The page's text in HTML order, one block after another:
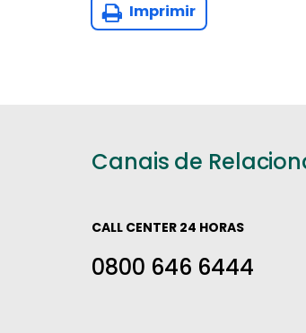
Imprimir
Canais de
CALL CENTER 24 HORAS
0800 646 6444